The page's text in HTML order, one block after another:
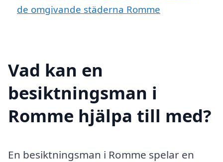
de omgivande städerna Romme
Vad kan en
besiktningsman i
Romme hjälpa till med?
En besiktningsman i Romme spelar en